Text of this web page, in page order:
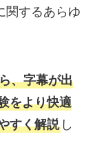
関するあらゆ
、字幕が出
をより快適
すく解説し